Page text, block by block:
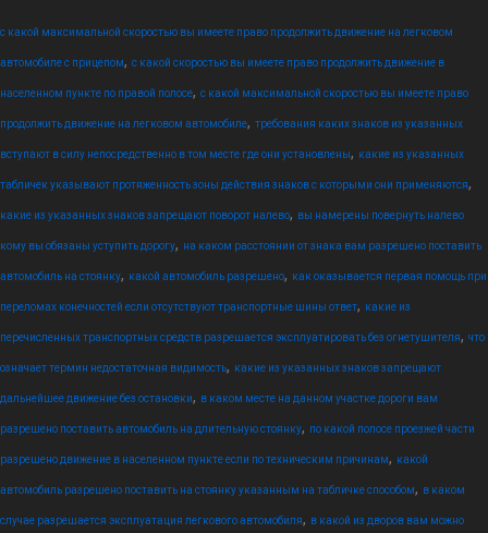
с какой максимальной скоростью вы имеете право продолжить движение на легковом
автомобиле с прицепом, с какой скоростью вы имеете право продолжить движение в
населенном пункте по правой полосе, с какой максимальной скоростью вы имеете право
продолжить движение на легковом автомобиле, требования каких знаков из указанных
вступают в силу непосредственно в том месте где они установлены, какие из указанных
табличек указывают протяженность зоны действия знаков с которыми они применяются,
какие из указанных знаков запрещают поворот налево, вы намерены повернуть налево
кому вы обязаны уступить дорогу, на каком расстоянии от знака вам разрешено поставить
автомобиль на стоянку, какой автомобиль разрешено, как оказывается первая помощь при
переломах конечностей если отсутствуют транспортные шины ответ, какие из
перечисленных транспортных средств разрешается эксплуатировать без огнетушителя, что
означает термин недостаточная видимость, какие из указанных знаков запрещают
дальнейшее движение без остановки, в каком месте на данном участке дороги вам
разрешено поставить автомобиль на длительную стоянку, по какой полосе проезжей части
разрешено движение в населенном пункте если по техническим причинам, какой
автомобиль разрешено поставить на стоянку указанным на табличке способом, в каком
случае разрешается эксплуатация легкового автомобиля, в какой из дворов вам можно